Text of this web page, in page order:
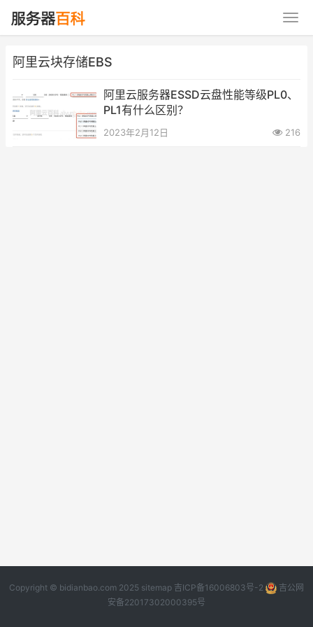
阿里云块存储EBS
阿里云服务器ESSD云盘性能等级PL0、
PL1有什么区别？
2023年2月12日 216
Copyright © bidianbao.com 2025 sitemap 吉ICP备16006803号-2
吉公网
安备22017302000395号